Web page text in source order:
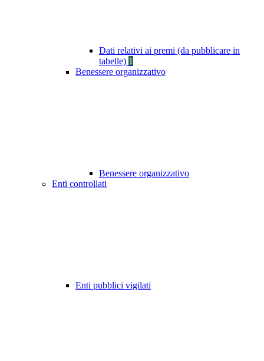
Dati relativi ai premi (da pubblicare in
tabelle) 1
Benessere organizzativo
Benessere organizzativo
Enti controllati
Enti pubblici vigilati